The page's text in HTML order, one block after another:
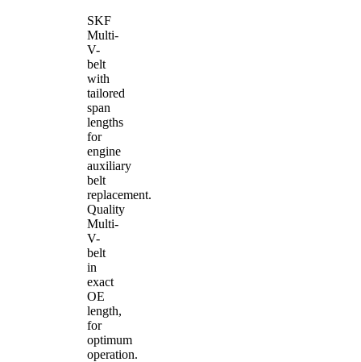
SKF
Multi-
V-
belt
with
tailored
span
lengths
for
engine
auxiliary
belt
replacement.
Quality
Multi-
V-
belt
in
exact
OE
length,
for
optimum
operation.